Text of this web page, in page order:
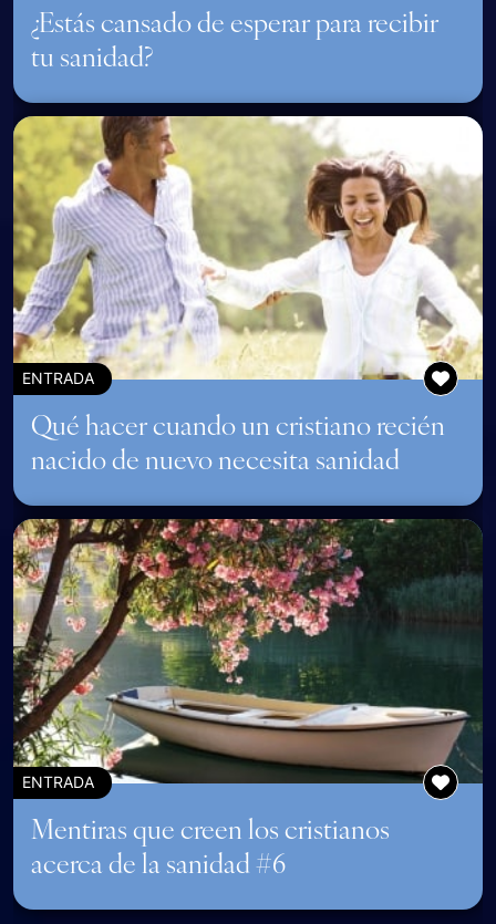
¿Estás cansado de esperar para recibir
tu sanidad?
ENTRADA
Qué hacer cuando un cristiano recién
nacido de nuevo necesita sanidad
ENTRADA
Mentiras que creen los cristianos
acerca de la sanidad #6